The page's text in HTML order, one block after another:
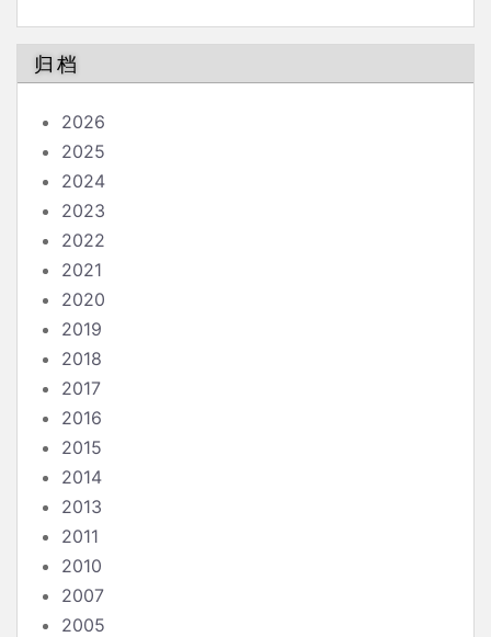
归档
2026
2025
2024
2023
2022
2021
2020
2019
2018
2017
2016
2015
2014
2013
2011
2010
2007
2005